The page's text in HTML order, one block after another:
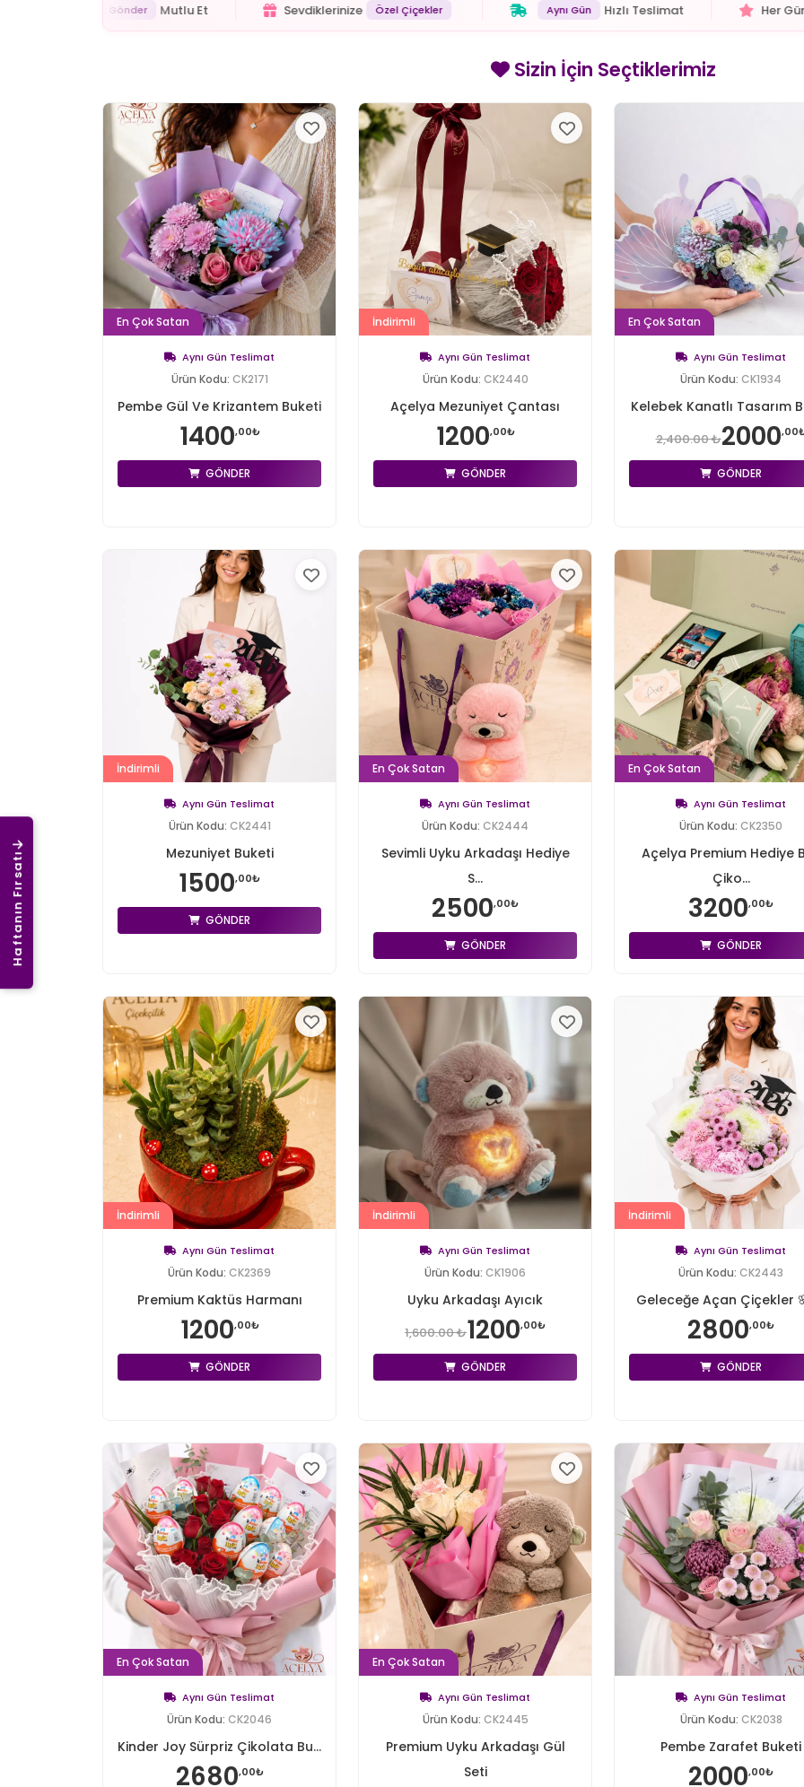
Haftanın Fırsatı
Exclusive Online Çiçek Gönder Mutlu Et Sevdiklerinize Özel Çiçekler
Sizin İçin Seçtiklerimiz
En Çok Satan
Aynı Gün Teslimat
Ürün Kodu: CK2171
Pembe Gül Ve Krizantem Buketi
1400,00₺
GÖNDER
İndirimli
Aynı Gün Teslimat
Ürün Kodu: CK2440
Açelya Mezuniyet Çantası
1200,00₺
GÖNDER
En Çok Satan
Aynı Gün Teslimat
Ürün Kodu: CK1934
Kelebek Kanatlı Tasarım
2,400.00 ₺2000
GÖNDER
İndirimli
Aynı Gün Teslimat
Ürün Kodu: CK2441
Mezuniyet Buketi
1500,00₺
GÖNDER
En Çok Satan
Aynı Gün Teslimat
Ürün Kodu: CK2444
Sevimli Uyku Arkadaşı Hediye
S...
2500,00₺
GÖNDER
En Çok Satan
Aynı Gün Teslimat
Ürün Kodu: CK2350
Açelya Premium Hediye
Çiko...
3200,00₺
GÖNDER
İndirimli
Aynı Gün Teslimat
Ürün Kodu: CK2369
Premium Kaktüs Harmanı
1200,00₺
GÖNDER
İndirimli
Aynı Gün Teslimat
Ürün Kodu: CK1906
Uyku Arkadaşı Ayıcık
1,600.00 ₺1200,00₺
GÖNDER
İndirimli
Aynı Gün Teslimat
Ürün Kodu: CK2443
Geleceğe Açan Çiçekler
2800,00₺
GÖNDER
En Çok Satan
Aynı Gün Teslimat
Ürün Kodu: CK2046
Kinder Joy Sürpriz Çikolata Bu...
2680,00₺
En Çok Satan
Aynı Gün Teslimat
Ürün Kodu: CK2445
Premium Uyku Arkadaşı Gül
Seti
Aynı Gün Teslimat
Ürün Kodu: CK2038
Pembe Zarafet Buketi
2000,00₺